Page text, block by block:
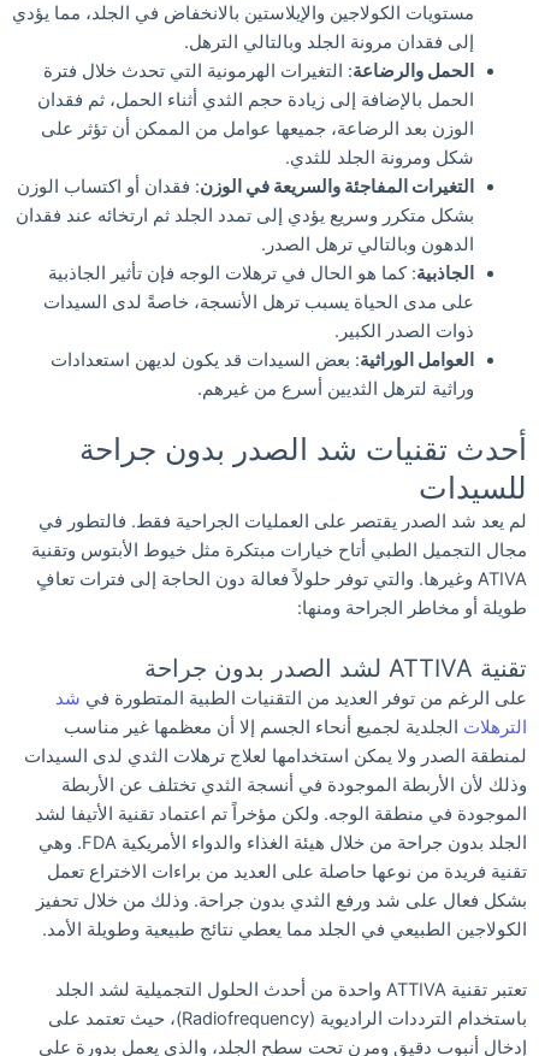
مستويات الكولاجين والإيلاستين بالانخفاض في الجلد، مما يؤدي
إلى فقدان مرونة الجلد وبالتالي الترهل.
الحمل والرضاعة: التغيرات الهرمونية التي تحدث خلال فترة
الحمل بالإضافة إلى زيادة حجم الثدي أثناء الحمل، ثم فقدان
الوزن بعد الرضاعة، جميعها عوامل من الممكن أن تؤثر على
شكل ومرونة الجلد للثدي.
التغيرات المفاجئة والسريعة في الوزن: فقدان أو اكتساب الوزن
بشكل متكرر وسريع يؤدي إلى تمدد الجلد ثم ارتخائه عند فقدان
الدهون وبالتالي ترهل الصدر.
الجاذبية: كما هو الحال في ترهلات الوجه فإن تأثير الجاذبية
على مدى الحياة يسبب ترهل الأنسجة، خاصةً لدى السيدات
ذوات الصدر الكبير.
العوامل الوراثية: بعض السيدات قد يكون لديهن استعدادات
وراثية لترهل الثديين أسرع من غيرهم.
أحدث تقنيات شد الصدر بدون جراحة
للسيدات
لم يعد شد الصدر يقتصر على العمليات الجراحية فقط. فالتطور في
مجال التجميل الطبي أتاح خيارات مبتكرة مثل خيوط الأبتوس وتقنية
ATIVA وغيرها. والتي توفر حلولاً فعالة دون الحاجة إلى فترات تعافٍ
طويلة أو مخاطر الجراحة ومنها:
تقنية ATTIVA لشد الصدر بدون جراحة
على الرغم من توفر العديد من التقنيات الطبية المتطورة في شد
الترهلات الجلدية لجميع أنحاء الجسم إلا أن معظمها غير مناسب
لمنطقة الصدر ولا يمكن استخدامها لعلاج ترهلات الثدي لدى السيدات
وذلك لأن الأربطة الموجودة في أنسجة الثدي تختلف عن الأربطة
الموجودة في منطقة الوجه. ولكن مؤخراً تم اعتماد تقنية الأتيفا لشد
الجلد بدون جراحة من خلال هيئة الغذاء والدواء الأمريكية FDA. وهي
تقنية فريدة من نوعها حاصلة على العديد من براءات الاختراع تعمل
بشكل فعال على شد ورفع الثدي بدون جراحة. وذلك من خلال تحفيز
الكولاجين الطبيعي في الجلد مما يعطي نتائج طبيعية وطويلة الأمد.
تعتبر تقنية ATTIVA واحدة من أحدث الحلول التجميلية لشد الجلد
باستخدام الترددات الراديوية (Radiofrequency)، حيث تعتمد على
إدخال أنبوب دقيق ومرن تحت سطح الجلد، والذي يعمل بدورة على